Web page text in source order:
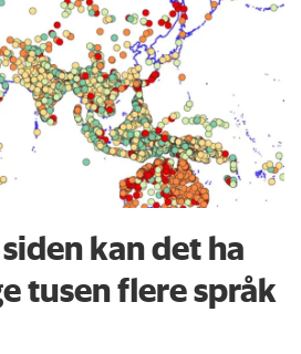
kan det ha
tusen flere språk